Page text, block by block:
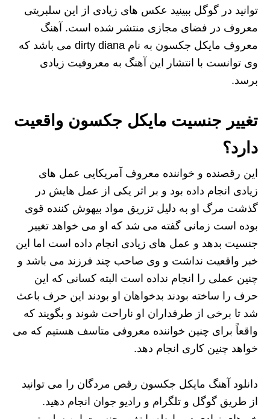
توانید در گوگل ببینید عکس های زیادی از این سلبریتی
معروف در فضای مجازی منتشر شده است. آهنگ
معروف مایکل جکسون به نام dirty diana می باشد که
وی توانست با انتشار این آهنگ به معروفیت زیادی
برسد.
تغییر جنسیت مایکل جکسون واقعیت
دارد؟
این رقصنده و خواننده معروف آمریکایی عمل های
زیادی انجام داده بود و بر اثر یکی از عمل هایش در
گذشت مرگ او به دلیل تزریق مواد بیهوش کننده قوی
بوده است زمانی گفته می‌ شد که او می‌ خواهد تغییر
جنسیت بدهد و عمل های زیادی انجام داده است اما این
خبر واقعیت نداشت و وی صاحب چند فرزند می باشد و
چنین عملی را انجام نداده است البته کسانی که این
حرف‌ را ساخته بودند بدخواهان او بودند این حرف باعث
شد تا برخی از طرفداران او ناراحت شوند و بگویند که
واقعاً برای چنین خواننده معروفی متاسف هستیم که می
خواهد چنین کاری انجام دهد.
دانلود آهنگ مایکل جکسون رقص مردگان را می توانید
از طریق گوگل و تلگرام و رادیو جوان انجام دهید‌.